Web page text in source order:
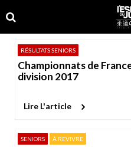
to
navigation
to
content
RÉSULTATS SENIORS
Championnats de
division 2017
Lire L'article
SENIORS À REVIVRE